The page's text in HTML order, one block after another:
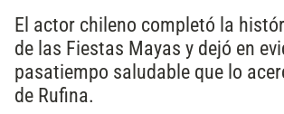
El actor chileno completó la
de las Fiestas Mayas y dejó en
pasatiempo saludable que lo
de Rufina.